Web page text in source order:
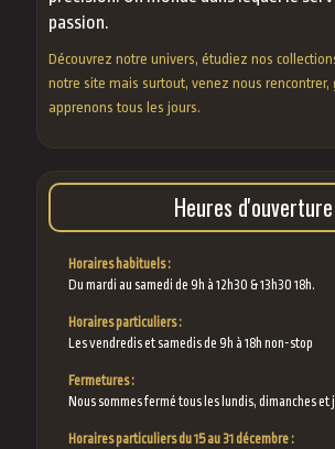
passion.
Découvrez notre univers, étudiez nos
notre site mais surtout, venez nous rencontrer,
apprenons tous les jours.
Heures d'ouverture
Horaires habituels :
Du mardi au samedi de 9h à 12h30 & 13h30 18h.
Horaires particuliers :
Les vendredis et samedis de 9h à 18h non-stop
Fermetures :
Nous sommes fermé tous les lundis, dimanches et
Horaires particuliers du 15 au 31 décembre :